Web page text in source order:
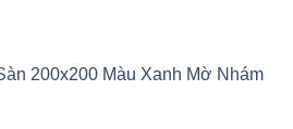
200x200 Màu Xanh Mờ Nhám